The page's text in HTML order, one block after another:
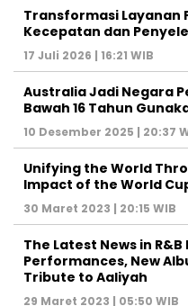
Transformasi Layanan
Kecepatan dan
17 Juli 2026 | 16:21 WIB
Australia Jadi Negara
Bawah 16 Tahun
10 Desember 2025 | 20:37
Unifying the World
Impact of the World
30 Maret 2023 | 20:15 WIB
The Latest News in
Performances, New
Tribute to Aaliyah
29 Maret 2023 | 05:50 WIB